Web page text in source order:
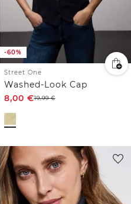
-60%
Street One
Washed-Look Cap
8,00 €19,99€